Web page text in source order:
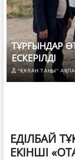
ТҰРҒЫНДАР
ЕСКЕРІЛДІ
"ҚҰЛАН ТАҢЫ"
ЕДІЛБАЙ
ЕКІНШІ